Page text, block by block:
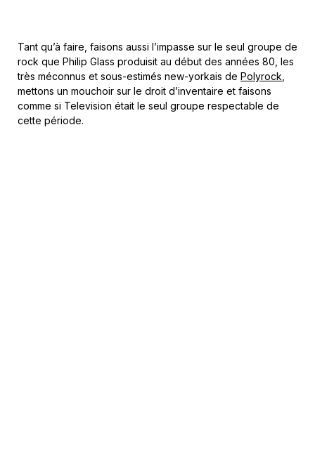
Tant qu’à faire, faisons aussi l’impasse sur le seul groupe de
rock que Philip Glass produisit au début des années 80, les
très méconnus et sous-estimés new-yorkais de Polyrock
mettons un mouchoir sur le droit d’inventaire et faisons
comme si Television était le seul groupe respectable de
cette période.